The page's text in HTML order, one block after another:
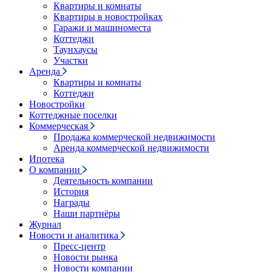
Квартиры и комнаты
Квартиры в новостройках
Гаражи и машиноместа
Коттеджи
Таунхаусы
Участки
Аренда
Квартиры и комнаты
Коттеджи
Новостройки
Коттеджные поселки
Коммерческая
Продажа коммерческой недвижимости
Аренда коммерческой недвижимости
Ипотека
О компании
Деятельность компании
История
Награды
Наши партнёры
Журнал
Новости и аналитика
Пресс-центр
Новости рынка
Новости компании